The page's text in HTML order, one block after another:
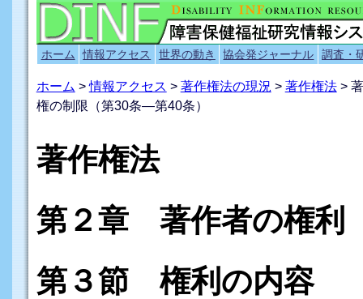
ホーム 情報アクセス 世界の動き 協会発ジャーナル 調査・
ホーム >情報アクセス > 著作権法の現況 > 著作権法>
権の制限（第30条―第40条）
著作権法
第２章 著作者の権利
第３節 権利の内容